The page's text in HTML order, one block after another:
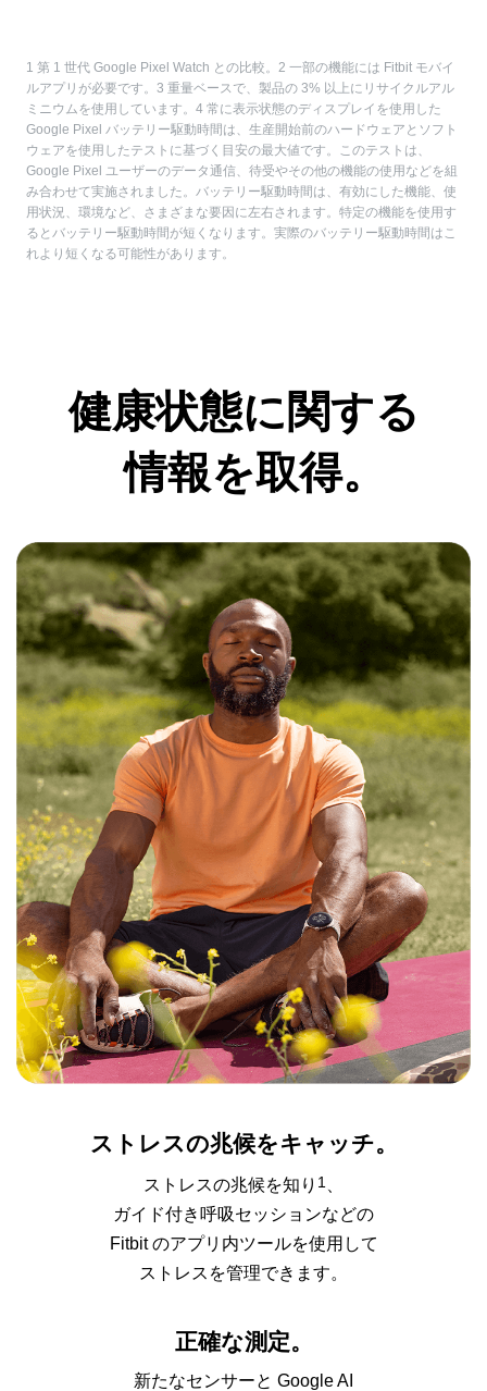
1 第 1 世代 Google Pixel Watch との比較。2 一部の機能には Fitbit モバイ
ルアプリが必要です。3 重量ベースで、製品の 3% 以上にリサイクルアル
ミニウムを使用しています。4 常に表示状態のディスプレイを使用した
Google Pixel バッテリー駆動時間は、生産開始前のハードウェアとソフト
ウェアを使用したテストに基づく目安の最大値です。このテストは、
Google Pixel ユーザーのデータ通信、待受やその他の機能の使用などを組
み合わせて実施されました。バッテリー駆動時間は、有効にした機能、使
用状況、環境など、さまざまな要因に左右されます。特定の機能を使用す
るとバッテリー駆動時間が短くなります。実際のバッテリー駆動時間はこ
れより短くなる可能性があります。
健康状態に関する
情報を取得。
ストレスの兆候をキャッチ。
ストレスの兆候を知り 1
ガイド付き呼吸セッションなどの
Fitbit のアプリ内ツールを使用して
ストレスを管理できます。
正確な測定。
新たなセンサーと Google AI